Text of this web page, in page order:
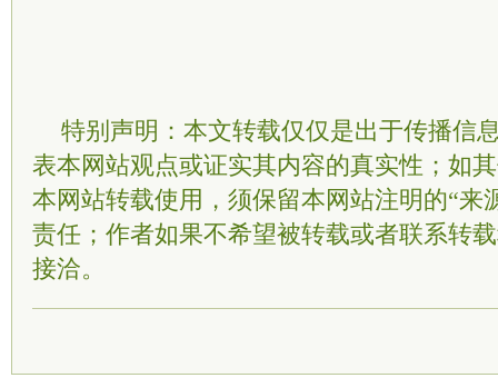
特别声明：本文转载仅仅是出于传播信
表本网站观点或证实其内容的真实性；如
本网站转载使用，须保留本网站注明的“来
责任；作者如果不希望被转载或者联系转
接洽。